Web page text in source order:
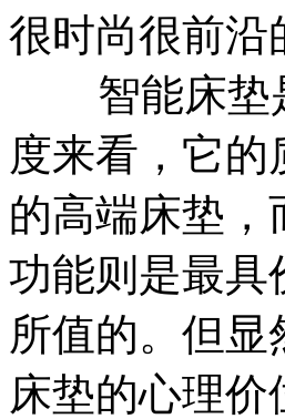
很时尚很前沿
智能床垫是
度来看，它
的高端床垫，
功能则是最具
所值的。但
床垫的心理